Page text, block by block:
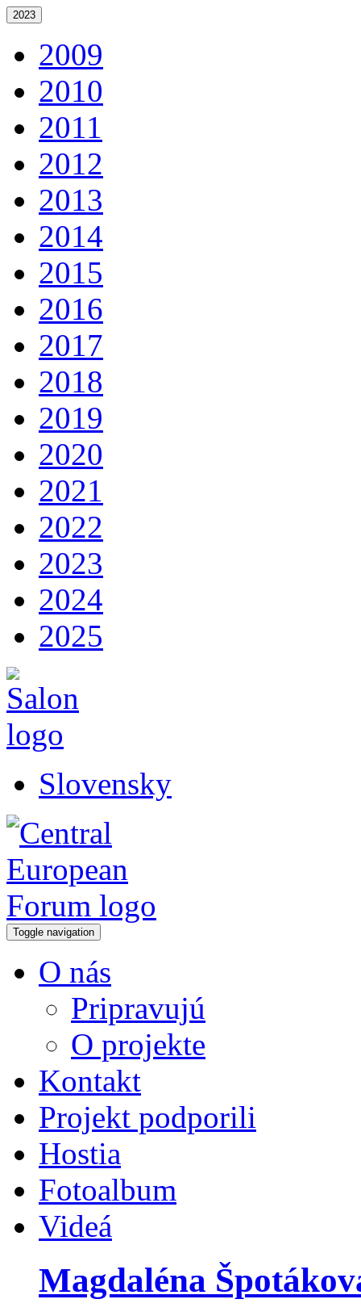
2023
2009
2010
2011
2012
2013
2014
2015
2016
2017
2018
2019
2020
2021
2022
2023
2024
2025
Slovensky
Toggle navigation
O nás
Pripravujú
O projekte
Kontakt
Projekt podporili
Hostia
Fotoalbum
Videá
Magdaléna